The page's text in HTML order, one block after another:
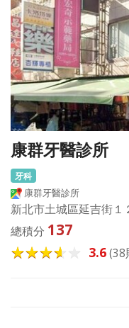
康群牙醫診所
牙科
康群牙醫診所
新北市土城區延吉街１
總積分 137
3.6(38